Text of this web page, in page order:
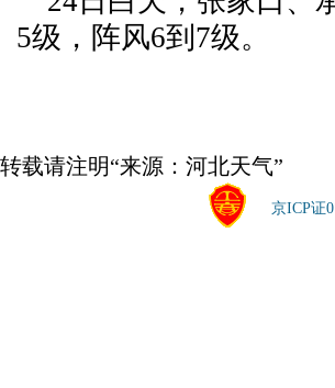
5级，阵风6到7级。
转载请注明“来源：河北天气”
京ICP证